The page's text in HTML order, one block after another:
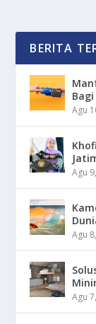
BERITA
Agu
Agu
Agu
Agu